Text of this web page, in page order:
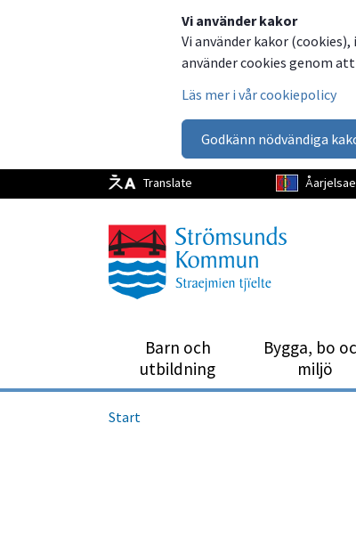
Vi använder kakor
Vi använder kakor
använder cookies genom
Läs mer i vår cookiepolicy
Godkänn nödvändiga
Translate
Barn och
utbild­ning
Bygga, bo
miljö
Start